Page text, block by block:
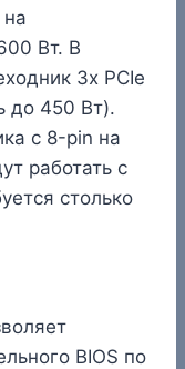
на
Вт. В
3x PCIe
до 450 Вт).
с 8-pin на
работать с
столько
BIOS по